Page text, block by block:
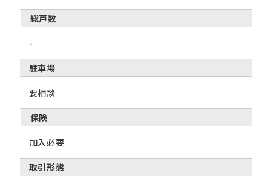
総戸数
-
駐車場
要相談
保険
加入必要
取引形態